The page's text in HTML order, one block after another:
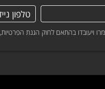
לחוק הגנת הפרטיות, התשמ"א–1981 (כולל